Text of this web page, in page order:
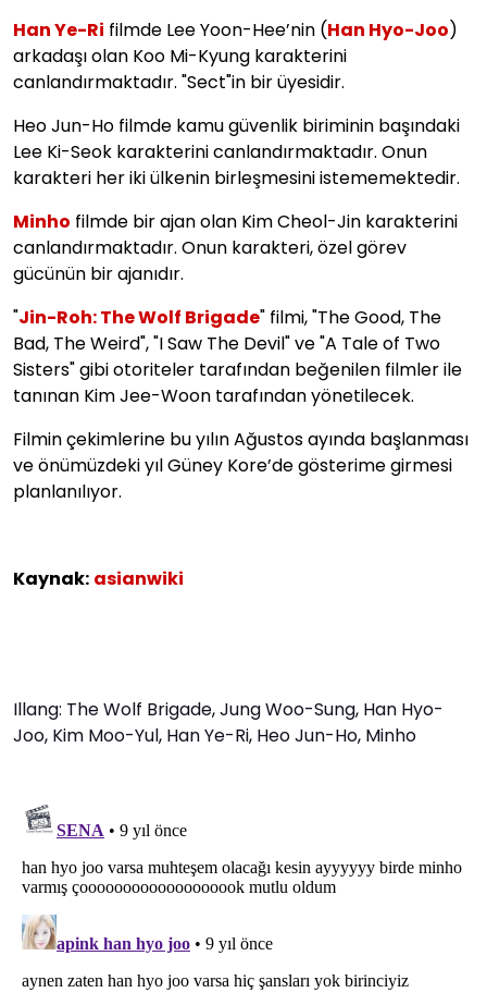
Han Ye-Ri filmde Lee Yoon-Hee’nin (Han Hyo-Joo)
arkadaşı olan Koo Mi-Kyung karakterini
canlandırmaktadır. "Sect"in bir üyesidir.
Heo Jun-Ho filmde kamu güvenlik biriminin başındaki
Lee Ki-Seok karakterini canlandırmaktadır. Onun
karakteri her iki ülkenin birleşmesini istememektedir.
Minho filmde bir ajan olan Kim Cheol-Jin karakterini
canlandırmaktadır. Onun karakteri, özel görev
gücünün bir ajanıdır.
"Jin-Roh: The Wolf Brigade" filmi, "The Good, The
Bad, The Weird", "I Saw The Devil" ve "A Tale of Two
Sisters" gibi otoriteler tarafından beğenilen filmler ile
tanınan Kim Jee-Woon tarafından yönetilecek.
Filmin çekimlerine bu yılın Ağustos ayında başlanması
ve önümüzdeki yıl Güney Kore’de gösterime girmesi
planlanılıyor.
Kaynak: asianwiki
Illang: The Wolf Brigade,Jung Woo-Sung, Han Hyo-
Joo, Kim Moo-Yul, Han Ye-Ri, Heo Jun-Ho, Minho